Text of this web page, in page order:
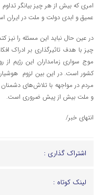
امری که بیش از هر چیز بیانگر
عمیق و ابدی دولت و ملت در ایران
در عین حال نباید این مسئله را نیز
چیز با هدف تاثیرگذاری بر ادراک
موج سواری زمامداران این رژیم
کشور است. در این بین لزوم
مردم در مواجهه با تلاش‌های
و ملت بیش از پیش ضروری است.
انتهای خبر/
اشتراک گذاری :
لینک کوتاه :